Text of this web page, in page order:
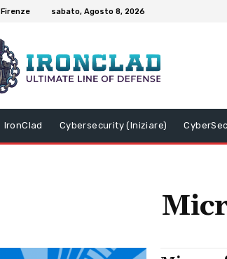
Firenze sabato, Agosto 8, 2026
IronClad Cybersecurity (Iniziare)